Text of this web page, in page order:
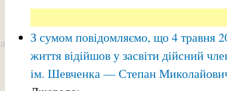
З сумом повідомляємо, що 4 травня
життя відійшов у засвіти дійсний
ім. Шевченка — Степан